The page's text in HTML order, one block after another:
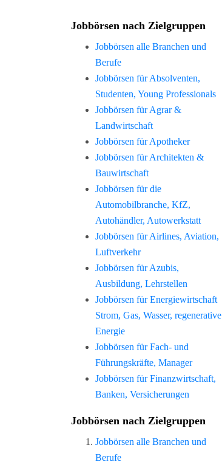
Jobbörsen nach Zielgruppen
Jobbörsen alle Branchen und
Berufe
Jobbörsen für Absolventen,
Studenten, Young Professionals
Jobbörsen für Agrar &
Landwirtschaft
Jobbörsen für Apotheker
Jobbörsen für Architekten &
Bauwirtschaft
Jobbörsen für die
Automobilbranche, KfZ,
Autohändler, Autowerkstatt
Jobbörsen für Airlines, Aviation,
Luftverkehr
Jobbörsen für Azubis,
Ausbildung, Lehrstellen
Jobbörsen für Energiewirtschaft
Strom, Gas, Wasser, regenerative
Energie
Jobbörsen für Fach- und
Führungskräfte, Manager
Jobbörsen für Finanzwirtschaft,
Banken, Versicherungen
Jobbörsen nach Zielgruppen
Jobbörsen alle Branchen und
Berufe